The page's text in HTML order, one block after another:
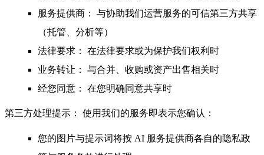
服务提供商：
与协助我们运营服务的可信第三方共享
（托管、分析等）
法律要求：
在法律要求或为保护我们权利时
业务转让：
与合并、收购或资产出售相关时
经您同意：
在您明确同意共享时
第三方处理提示： 使用我们的服务即表示您确认：
您的图片与提示词将按 AI 服务提供商各自的隐私政